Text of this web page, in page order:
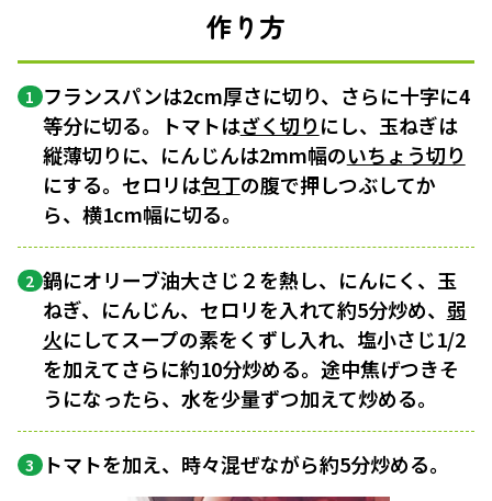
作り方
1 フランスパンは2cm厚さに切り、さらに十字に4
等分に切る。トマトはざく切りにし、玉ねぎは
縦薄切りに、にんじんは2mm幅のいちょう切り
にする。セロリは包丁の腹で押しつぶしてか
ら、横1cm幅に切る。
2 鍋にオリーブ油大さじ２を熱し、にんにく、玉
ねぎ、にんじん、セロリを入れて約5分炒め、 弱
火にしてスープの素をくずし入れ、塩小さじ1/2
を加えてさらに約10分炒める。途中焦げつきそ
うになったら、水を少量ずつ加えて炒める。
3 トマトを加え、時々混ぜながら約5分炒める。